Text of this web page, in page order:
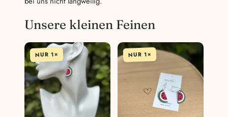
Unsere kleinen Feinen
NUR 1× NUR 1×